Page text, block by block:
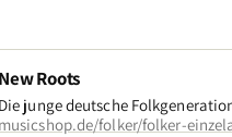
New Roots
Die junge deutsche
musicshop.de/folker/folker-